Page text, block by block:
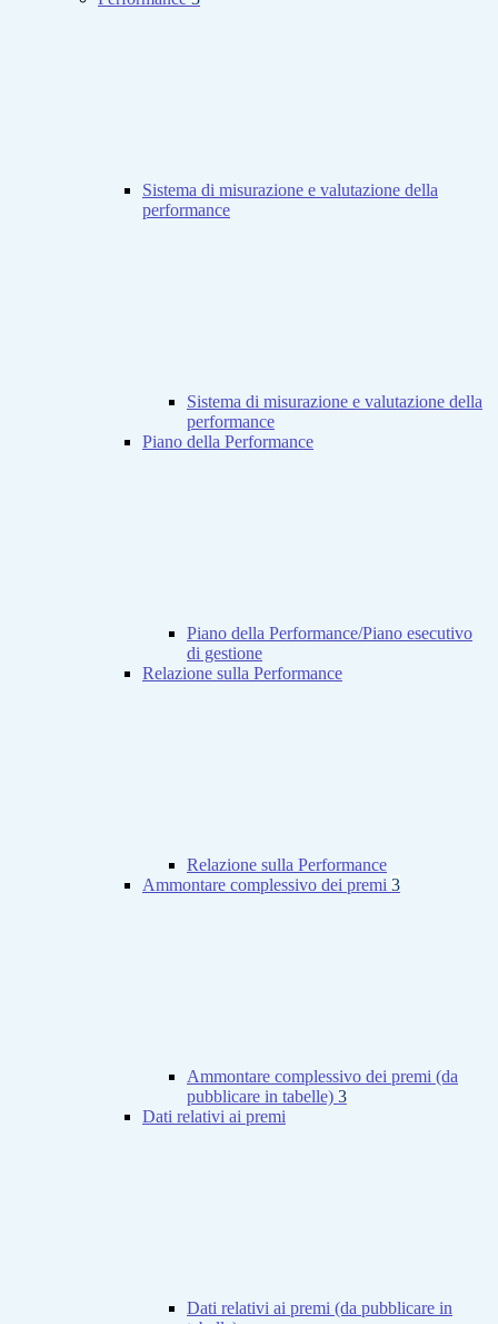
Sistema di misurazione e valutazione della
performance
Sistema di misurazione e valutazione della
performance
Piano della Performance
Piano della Performance/Piano esecutivo
di gestione
Relazione sulla Performance
Relazione sulla Performance
Ammontare complessivo dei premi 3
Ammontare complessivo dei premi (da
pubblicare in tabelle) 3
Dati relativi ai premi
Dati relativi ai premi (da pubblicare in